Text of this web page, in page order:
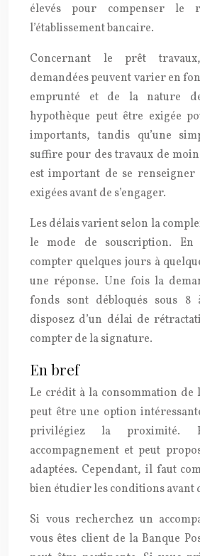
élevés pour compenser le
l’établissement bancaire.
Concernant le prêt
demandées peuvent varier en
emprunté et de la nature
hypothèque peut être exigée
importants, tandis qu’une
suffire pour des travaux de
est important de se renseigner
exigées avant de s’engager.
Les délais varient selon la
le mode de souscription.
compter quelques jours à
une réponse. Une fois la
fonds sont débloqués sous 8
disposez d’un délai de
compter de la signature.
En bref
Le crédit à la consommation de
peut être une option
privilégiez la
accompagnement et peut
adaptées. Cependant, il faut
bien étudier les conditions avant
Si vous recherchez un
vous êtes client de la Banque